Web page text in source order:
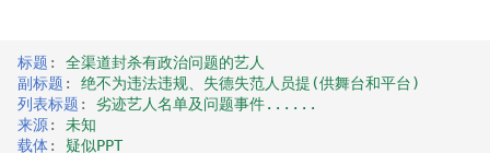
擎
标题 :
全渠道封杀有政治问题的艺人
副标题 :
绝不为违法违规、失德失范人员提(供舞台和平台)
列表标题 :
劣迹艺人名单及问题事件......
来源:
未知
载体:
疑似PPT